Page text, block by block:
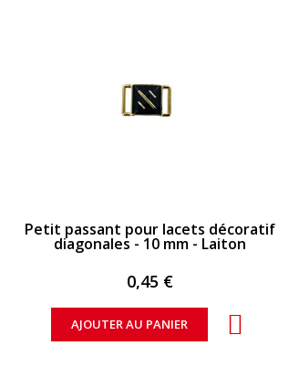
Petit passant pour lacets décoratif
diagonales - 10 mm - Laiton
0,45 €
AJOUTER AU PANIER